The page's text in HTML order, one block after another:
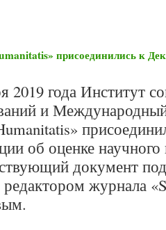
присоединились к
2019 года Институт
и
об оценке
документ
журнала